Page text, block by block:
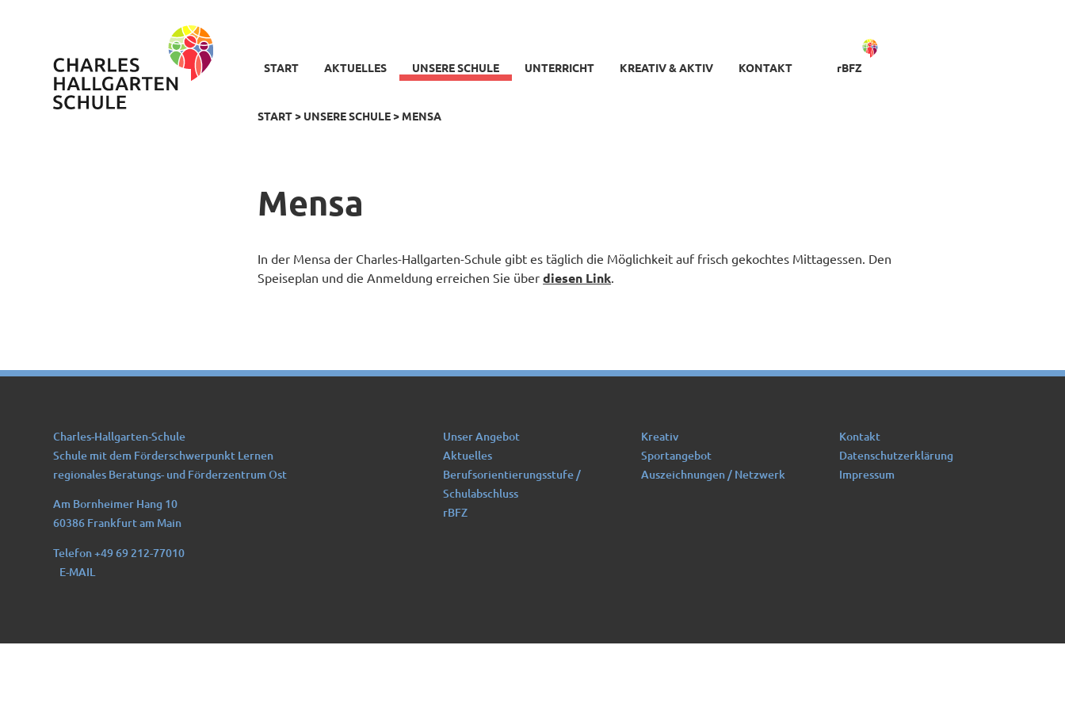
START AKTUELLES UNSERE SCHULE UNTERRICHT KREATIV & AKTIV KONTAKT rBFZ
START> UNSERE SCHULE> MENSA
Mensa
In der Mensa der Charles-Hallgarten-Schule gibt es täglich die Möglichkeit auf frisch gekochtes Mittagessen. Den
Speiseplan und die Anmeldung erreichen Sie überdiesen Link
Charles-Hallgarten-Schule
Schule mit dem Förderschwerpunkt Lernen
regionales Beratungs- und Förderzentrum Ost
Am Bornheimer Hang 10
60386 Frankfurt am Main
Telefon +49 69 212-77010
E-MAIL
Unser Angebot
Aktuelles
Berufsorientierungsstufe /
Schulabschluss
rBFZ
Kreativ
Sportangebot
Auszeichnungen / Netzwerk
Kontakt
Datenschutzerklärung
Impressum